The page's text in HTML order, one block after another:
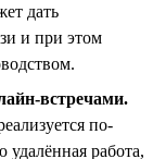
дать
и при этом
встречами.
по-
удалённая работа,